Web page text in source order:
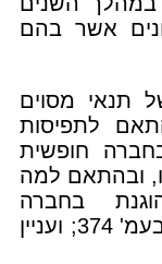
אשר בהם
תנאי מסוים
לתפיסות
חופשית
ובהתאם למה
בחברה
הישראלית בזמן נתון (עניין קשת, בעמ' 374; ועניין